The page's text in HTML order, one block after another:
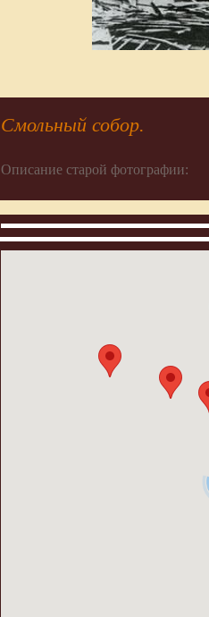
Смольный собор.
Описание старой фотографии: